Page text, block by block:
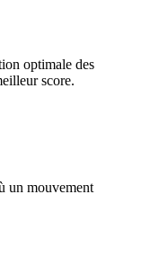
optimale des
score.
un mouvement